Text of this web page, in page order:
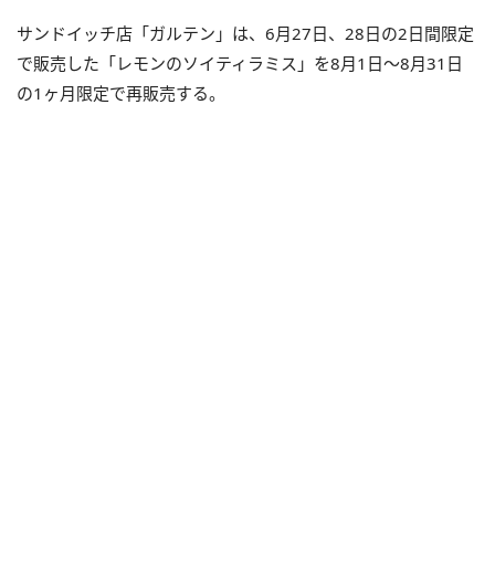
サンドイッチ店「ガルテン」は、6月27日、28日の2日間限定
で販売した「レモンのソイティラミス」を8月1日～8月31日
の1ヶ月限定で再販売する。